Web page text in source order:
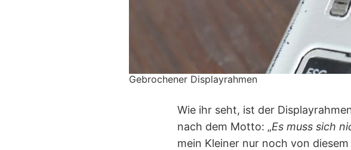
Gebrochener Displayrahmen
Wie ihr seht, ist der
nach dem Motto: „Es muss sich
mein Kleiner nur noch von